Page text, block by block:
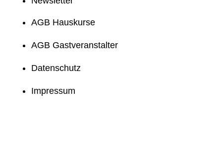
AGB Hauskurse
AGB Gastveranstalter
Datenschutz
Impressum